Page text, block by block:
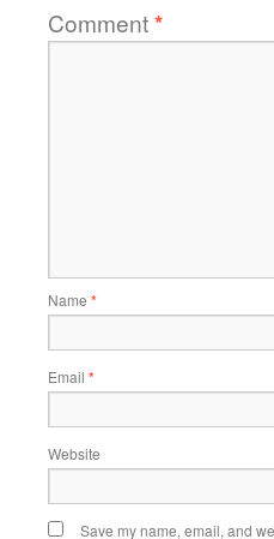
Comment*
Name *
Email *
Website
Save my name, email, and